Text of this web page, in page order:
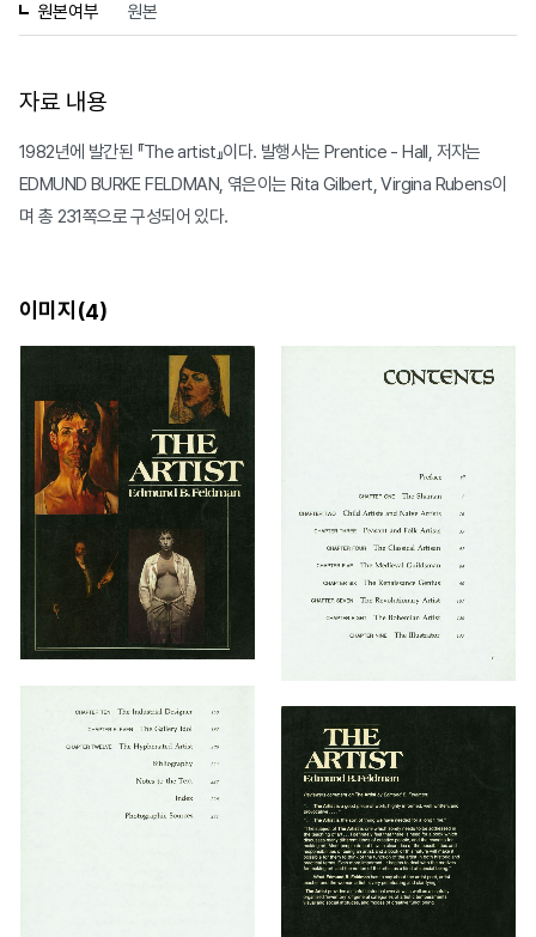
원본여부 원본
자료 내용
1982년에 발간된 『The artist』이다. 발행사는 Prentice - Hall, 저자는
EDMUND BURKE FELDMAN, 엮은이는 Rita Gilbert, Virgina Rubens이
며 총 231쪽으로 구성되어 있다.
이미지(4)